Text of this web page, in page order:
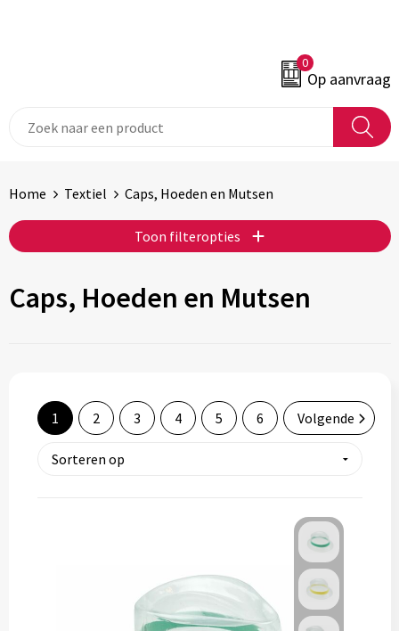
0
Op aanvraag
Home Textiel Caps, Hoeden en Mutsen
Toon filteropties
Caps, Hoeden en Mutsen
1 2 3 4 5 6 Volgende